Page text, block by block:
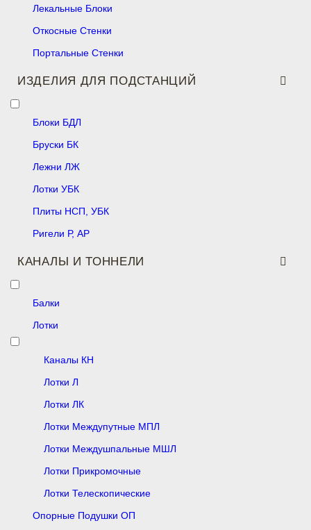
Лекальные Блоки
Откосные Стенки
Портальные Стенки
ИЗДЕЛИЯ ДЛЯ ПОДСТАНЦИЙ
Блоки БДЛ
Бруски БК
Лежни ЛЖ
Лотки УБК
Плиты НСП, УБК
Ригели Р, АР
КАНАЛЫ И ТОННЕЛИ
Балки
Лотки
Каналы КН
Лотки Л
Лотки ЛК
Лотки Междупутные МПЛ
Лотки Междушпальные МШЛ
Лотки Прикромочные
Лотки Телескопические
Опорные Подушки ОП